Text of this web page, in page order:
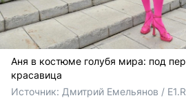
Аня в костюме голубя мира: под
красавица
Источник: Дмитрий Емельянов /